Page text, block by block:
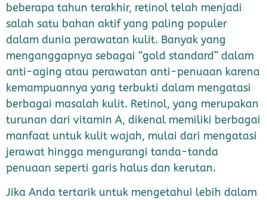
beberapa tahun terakhir, retinol telah menjadi
salah satu bahan aktif yang paling populer
dalam dunia perawatan kulit. Banyak yang
menganggapnya sebagai “gold standard” dalam
anti-aging atau perawatan anti-penuaan karena
kemampuannya yang terbukti dalam mengatasi
berbagai masalah kulit. Retinol, yang merupakan
turunan dari vitamin A, dikenal memiliki berbagai
manfaat untuk kulit wajah, mulai dari mengatasi
jerawat hingga mengurangi tanda-tanda
penuaan seperti garis halus dan kerutan.
Jika Anda tertarik untuk mengetahui lebih dalam